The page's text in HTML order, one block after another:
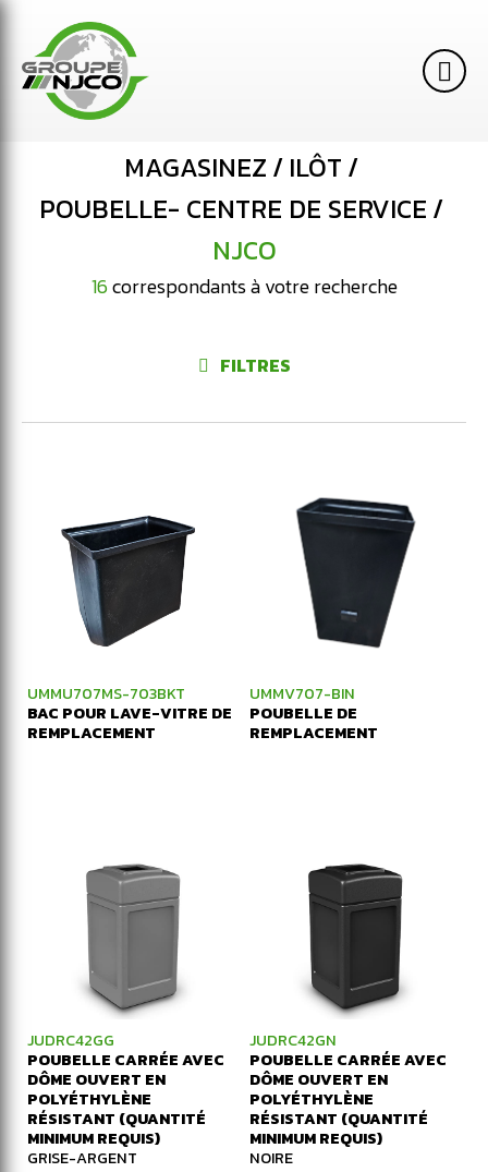
MAGASINEZ
ILÔT
POUBELLE- CENTRE DE SERVICE
NJCO
16correspondants à votre recherche
FILTRES
UMMU707MS-703BKT
BAC POUR LAVE-VITRE DE
REMPLACEMENT
UMMV707-BIN
POUBELLE DE
REMPLACEMENT
JUDRC42GG
POUBELLE CARRÉE AVEC
DÔME OUVERT EN
POLYÉTHYLÈNE
RÉSISTANT (QUANTITÉ
MINIMUM REQUIS)
GRISE-ARGENT
JUDRC42GN
POUBELLE CARRÉE AVEC
DÔME OUVERT EN
POLYÉTHYLÈNE
RÉSISTANT (QUANTITÉ
MINIMUM REQUIS)
NOIRE